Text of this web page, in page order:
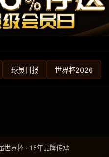
球员日报 世界杯2026
世界杯 · 15年品牌传承